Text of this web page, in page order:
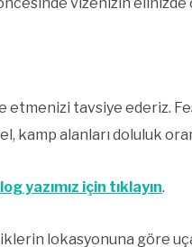
etmenizi tavsiye ederiz.
kamp alanları doluluk
yazımız için tıklayın.
lokasyonuna göre